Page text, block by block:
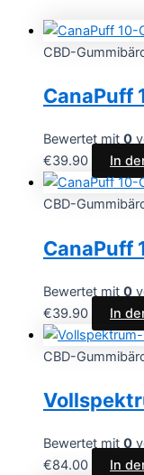
CBD-
CanaPuff
Bewertet mit 0
€39.90 In
CBD-
CanaPuff
Bewertet mit 0
€39.90 In
CBD-
Bewertet mit 0
€84.00 In